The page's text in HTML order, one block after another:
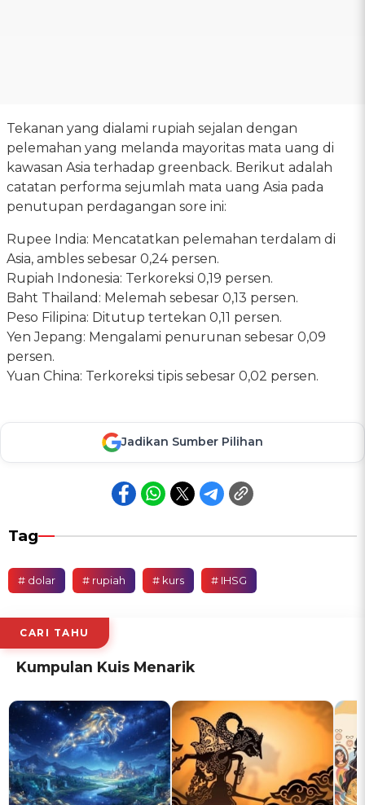
Tekanan yang dialami rupiah sejalan dengan
pelemahan yang melanda mayoritas mata uang di
kawasan Asia terhadap greenback. Berikut adalah
catatan performa sejumlah mata uang Asia pada
penutupan perdagangan sore ini:
Rupee India: Mencatatkan pelemahan terdalam di
Asia, ambles sebesar 0,24 persen.
Rupiah Indonesia: Terkoreksi 0,19 persen.
Baht Thailand: Melemah sebesar 0,13 persen.
Peso Filipina: Ditutup tertekan 0,11 persen.
Yen Jepang: Mengalami penurunan sebesar 0,09
persen.
Yuan China: Terkoreksi tipis sebesar 0,02 persen.
Jadikan Sumber Pilihan
Tag
# dolar # rupiah # kurs # IHSG
CARI TAHU
Kumpulan Kuis Menarik